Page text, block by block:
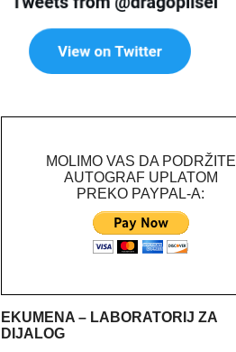
MOLIMO VAS DA PODRŽITE
AUTOGRAF UPLATOM
PREKO PAYPAL-A:
EKUMENA – LABORATORIJ ZA
DIJALOG